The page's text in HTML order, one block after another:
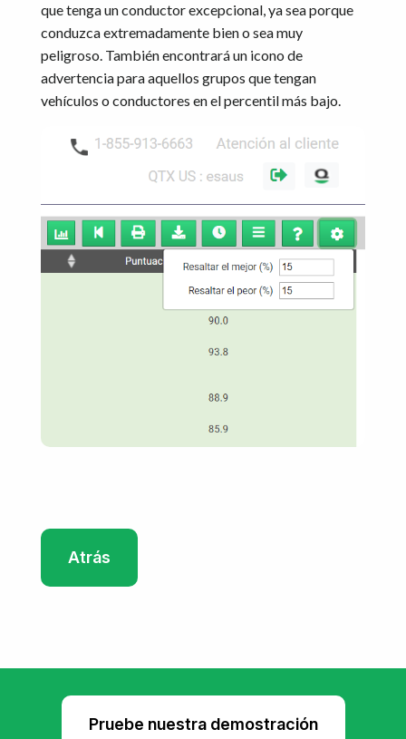
que tenga un conductor excepcional, ya sea porque
conduzca extremadamente bien o sea muy
peligroso. También encontrará un icono de
advertencia para aquellos grupos que tengan
vehículos o conductores en el percentil más bajo.
Atrás
Pruebe nuestra demostración